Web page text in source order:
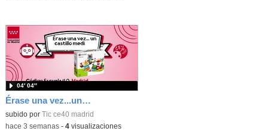
Érase una vez...un castillo medieval
subido por Tic ce40 madrid
04′ 04″
-hace 3 semanas- 4visualizaciones